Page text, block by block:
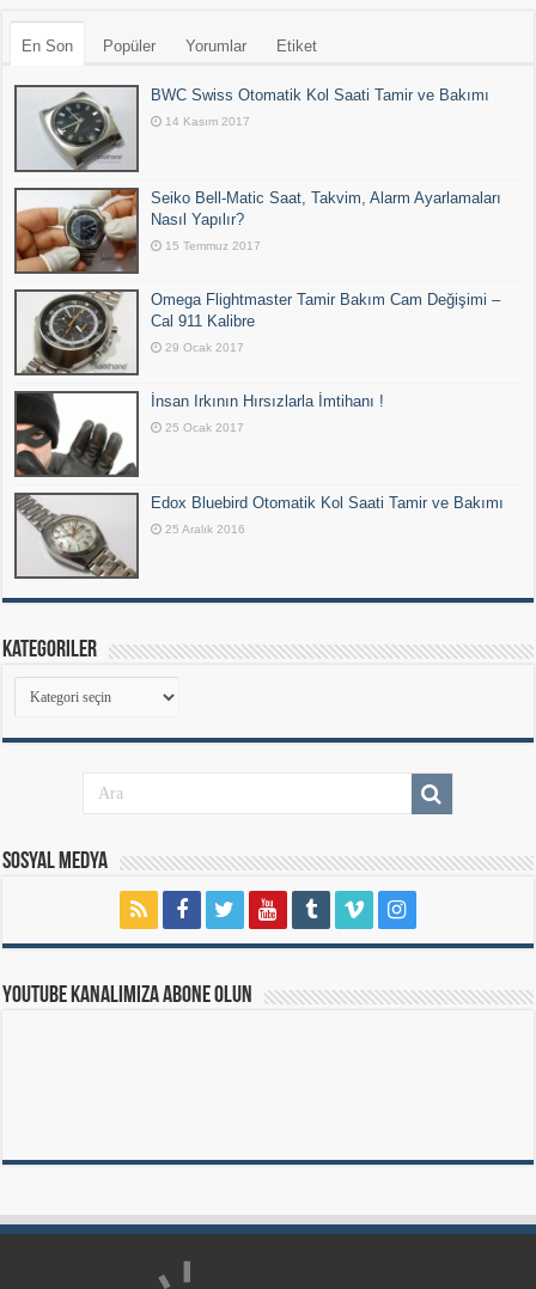
En Son Popüler Yorumlar Etiket
BWC Swiss Otomatik Kol Saati Tamir ve Bakımı
14 Kasım 2017
Seiko Bell-Matic Saat, Takvim, Alarm Ayarlamaları
Nasıl Yapılır?
15 Temmuz 2017
Omega Flightmaster Tamir Bakım Cam Değişimi –
Cal 911 Kalibre
29 Ocak 2017
İnsan Irkının Hırsızlarla İmtihanı !
25 Ocak 2017
Edox Bluebird Otomatik Kol Saati Tamir ve Bakımı
25 Aralık 2016
Kategoriler
Kategoriler
Sosyal Medya
Youtube Kanalımıza Abone Olun